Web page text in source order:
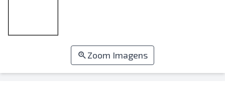
Zoom Imagens